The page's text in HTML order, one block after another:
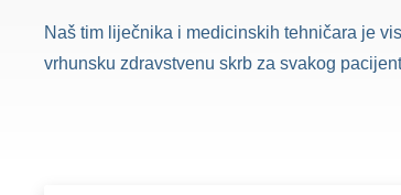
Naš tim liječnika i medicinskih tehničara je
vrhunsku zdravstvenu skrb za svakog